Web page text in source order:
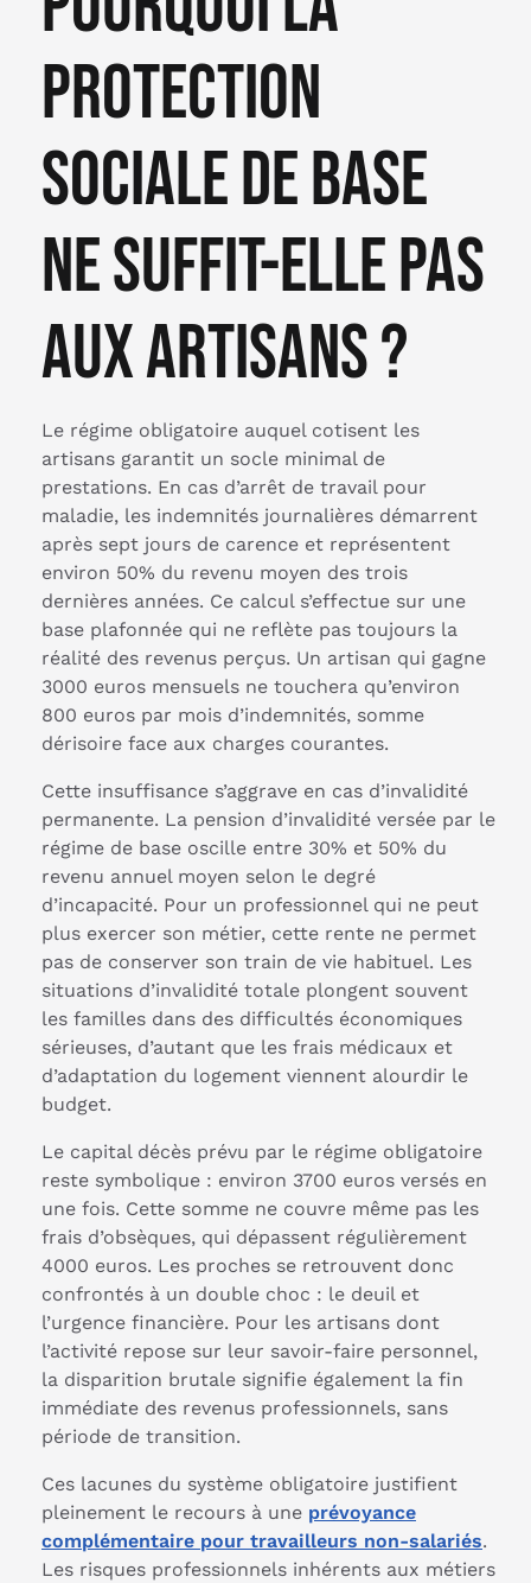
protection
sociale de base
ne suffit-elle pas
aux artisans ?
Le régime obligatoire auquel cotisent les
artisans garantit un socle minimal de
prestations. En cas d’arrêt de travail pour
maladie, les indemnités journalières démarrent
après sept jours de carence et représentent
environ 50% du revenu moyen des trois
dernières années. Ce calcul s’effectue sur une
base plafonnée qui ne reflète pas toujours la
réalité des revenus perçus. Un artisan qui gagne
3000 euros mensuels ne touchera qu’environ
800 euros par mois d’indemnités, somme
dérisoire face aux charges courantes.
Cette insuffisance s’aggrave en cas d’invalidité
permanente. La pension d’invalidité versée par le
régime de base oscille entre 30% et 50% du
revenu annuel moyen selon le degré
d’incapacité. Pour un professionnel qui ne peut
plus exercer son métier, cette rente ne permet
pas de conserver son train de vie habituel. Les
situations d’invalidité totale plongent souvent
les familles dans des difficultés économiques
sérieuses, d’autant que les frais médicaux et
d’adaptation du logement viennent alourdir le
budget.
Le capital décès prévu par le régime obligatoire
reste symbolique : environ 3700 euros versés en
une fois. Cette somme ne couvre même pas les
frais d’obsèques, qui dépassent régulièrement
4000 euros. Les proches se retrouvent donc
confrontés à un double choc : le deuil et
l’urgence financière. Pour les artisans dont
l’activité repose sur leur savoir-faire personnel,
la disparition brutale signifie également la fin
immédiate des revenus professionnels, sans
période de transition.
Ces lacunes du système obligatoire justifient
pleinement le recours à une prévoyance
complémentaire pour travailleurs non-salariés.
Les risques professionnels inhérents aux métiers